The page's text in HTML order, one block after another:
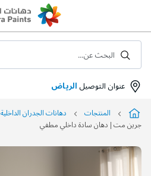
Content
عنوان التوصيلالرياض
البحث عن...
المنتجات دهانات الجدران الداخلية
جرين مت | دهان سادة داخلي مطفي
التخطي
إلى